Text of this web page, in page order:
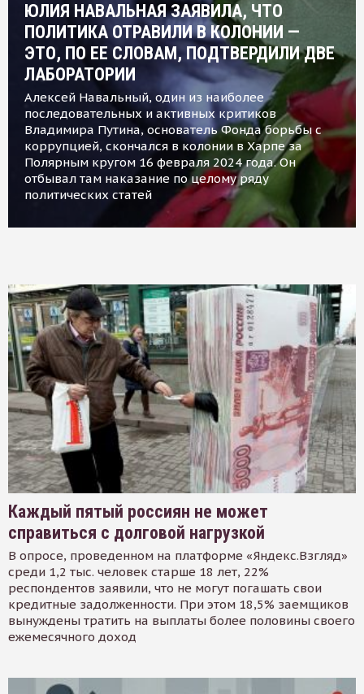
ЮЛИЯ НАВАЛЬНАЯ ЗАЯВИЛА, ЧТО
ПОЛИТИКА ОТРАВИЛИ В КОЛОНИИ —
ЭТО, ПО ЕЕ СЛОВАМ, ПОДТВЕРДИЛИ ДВЕ
ЛАБОРАТОРИИ
Алексей Навальный, один из наиболее
последовательных и активных критиков
Владимира Путина, основатель Фонда борьбы с
коррупцией, скончался в колонии в Харпе за
Полярным кругом 16 февраля 2024 года. Он
отбывал там наказание по целому ряду
политических статей
Каждый пятый россиян не может
справиться с долговой нагрузкой
В опросе, проведенном на платформе «Яндекс.Взгляд»
среди 1,2 тыс. человек старше 18 лет, 22%
респондентов заявили, что не могут погашать свои
кредитные задолженности. При этом 18,5% заемщиков
вынуждены тратить на выплаты более половины своего
ежемесячного доход